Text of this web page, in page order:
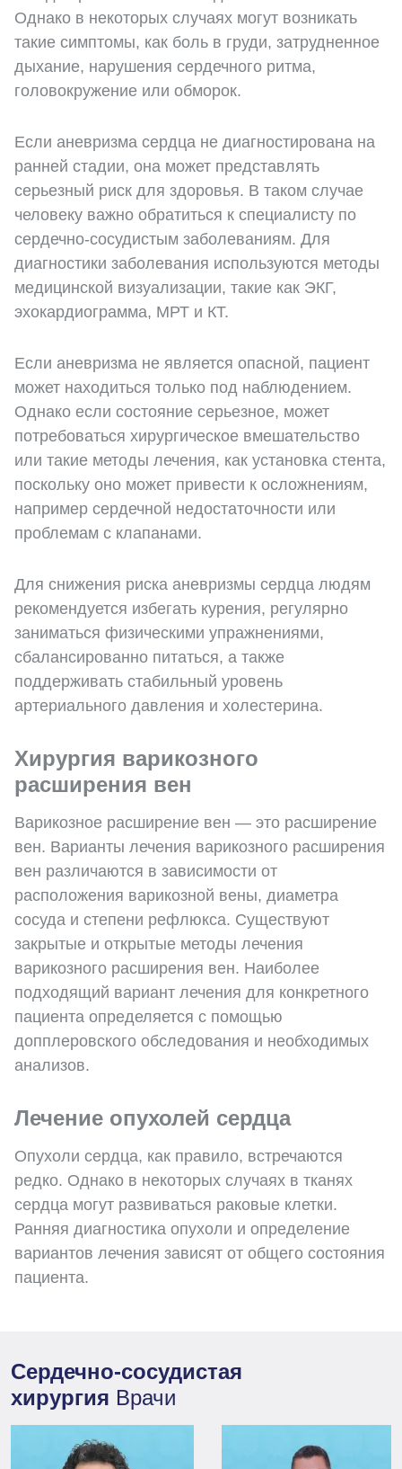
Однако в некоторых случаях могут возникать
такие симптомы, как боль в груди, затрудненное
дыхание, нарушения сердечного ритма,
головокружение или обморок.
Если аневризма сердца не диагностирована на
ранней стадии, она может представлять
серьезный риск для здоровья. В таком случае
человеку важно обратиться к специалисту по
сердечно-сосудистым заболеваниям. Для
диагностики заболевания используются методы
медицинской визуализации, такие как ЭКГ,
эхокардиограмма, МРТ и КТ.
Если аневризма не является опасной, пациент
может находиться только под наблюдением.
Однако если состояние серьезное, может
потребоваться хирургическое вмешательство
или такие методы лечения, как установка стента,
поскольку оно может привести к осложнениям,
например сердечной недостаточности или
проблемам с клапанами.
Для снижения риска аневризмы сердца людям
рекомендуется избегать курения, регулярно
заниматься физическими упражнениями,
сбалансированно питаться, а также
поддерживать стабильный уровень
артериального давления и холестерина.
Хирургия варикозного
расширения вен
Варикозное расширение вен — это расширение
вен. Варианты лечения варикозного расширения
вен различаются в зависимости от
расположения варикозной вены, диаметра
сосуда и степени рефлюкса. Существуют
закрытые и открытые методы лечения
варикозного расширения вен. Наиболее
подходящий вариант лечения для конкретного
пациента определяется с помощью
допплеровского обследования и необходимых
анализов.
Лечение опухолей сердца
Опухоли сердца, как правило, встречаются
редко. Однако в некоторых случаях в тканях
сердца могут развиваться раковые клетки.
Ранняя диагностика опухоли и определение
вариантов лечения зависят от общего состояния
пациента.
Сердечно-сосудистая
хирургия Врачи